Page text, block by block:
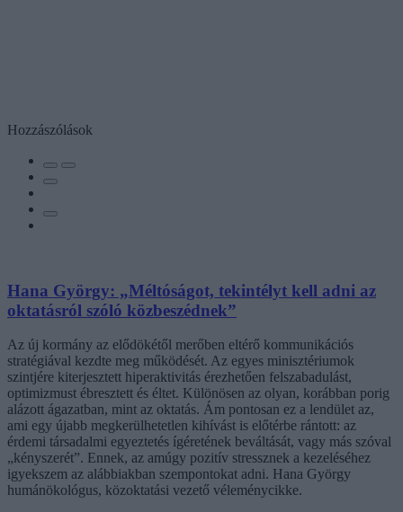
Hozzászólások
Hana György: „Méltóságot, tekintélyt kell adni az
oktatásról szóló közbeszédnek”
Az új kormány az elődökétől merőben eltérő kommunikációs
stratégiával kezdte meg működését. Az egyes minisztériumok
szintjére kiterjesztett hiperaktivitás érezhetően felszabadulást,
optimizmust ébresztett és éltet. Különösen az olyan, korábban porig
alázott ágazatban, mint az oktatás. Ám pontosan ez a lendület az,
ami egy újabb megkerülhetetlen kihívást is előtérbe rántott: az
érdemi társadalmi egyeztetés ígéretének beváltását, vagy más szóval
„kényszerét”. Ennek, az amúgy pozitív stressznek a kezeléséhez
igyekszem az alábbiakban szempontokat adni. Hana György
humánökológus, közoktatási vezető véleménycikke.